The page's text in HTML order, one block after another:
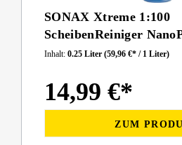
SONAX Xtreme 1:100
ScheibenReiniger
Inhalt: 0.25 Liter (59,96 €* / 1 Liter)
14,99 €*
ZUM